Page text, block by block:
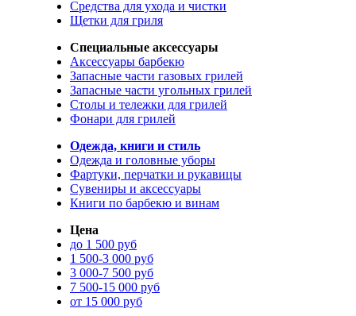
Средства для ухода и чистки
Щетки для гриля
Специальные аксессуары
Аксессуары барбекю
Запасные части газовых грилей
Запасные части угольных грилей
Столы и тележки для грилей
Фонари для грилей
Одежда, книги и стиль
Одежда и головные уборы
Фартуки, перчатки и рукавицы
Сувениры и аксессуары
Книги по барбекю и винам
Цена
до 1 500 руб
1 500-3 000 руб
3 000-7 500 руб
7 500-15 000 руб
от 15 000 руб